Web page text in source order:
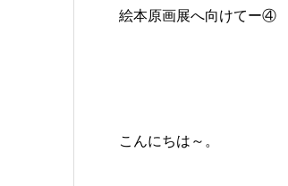
絵本原画展へ向けてー④
こんにちは～。